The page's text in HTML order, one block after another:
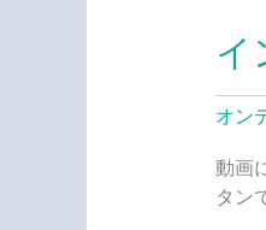
イ
オン
動画
タン
イ
ン
タ
ー
ネ
ッ